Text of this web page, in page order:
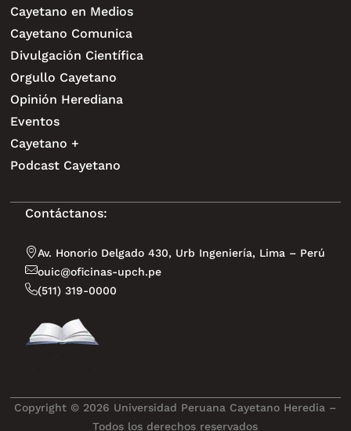
Cayetano en Medios
Cayetano Comunica
Divulgación Científica
Orgullo Cayetano
Opinión Herediana
Eventos
Cayetano +
Podcast Cayetano
Contáctanos:
Av. Honorio Delgado 430, Urb Ingeniería, Lima – Perú
ouic@oficinas-upch.pe
(511) 319-0000
Copyright © 2026 Universidad Peruana Cayetano Heredia –
Todos los derechos reservados